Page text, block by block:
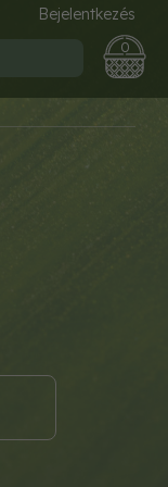
Bejelentkezés
0